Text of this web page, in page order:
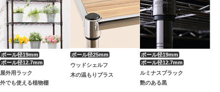
屋外用ラック
外でも使える植物棚
ウッドシェルフ
木の温もりプラス
ルミナスブラック
艶のある黒